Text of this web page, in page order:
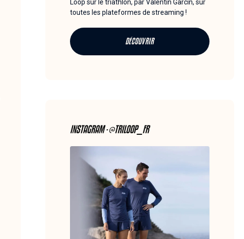
Loop sur le triathlon, par Valentin Garcin, sur
toutes les plateformes de streaming !
DÉCOUVRIR
INSTAGRAM - @TRILOOP_FR